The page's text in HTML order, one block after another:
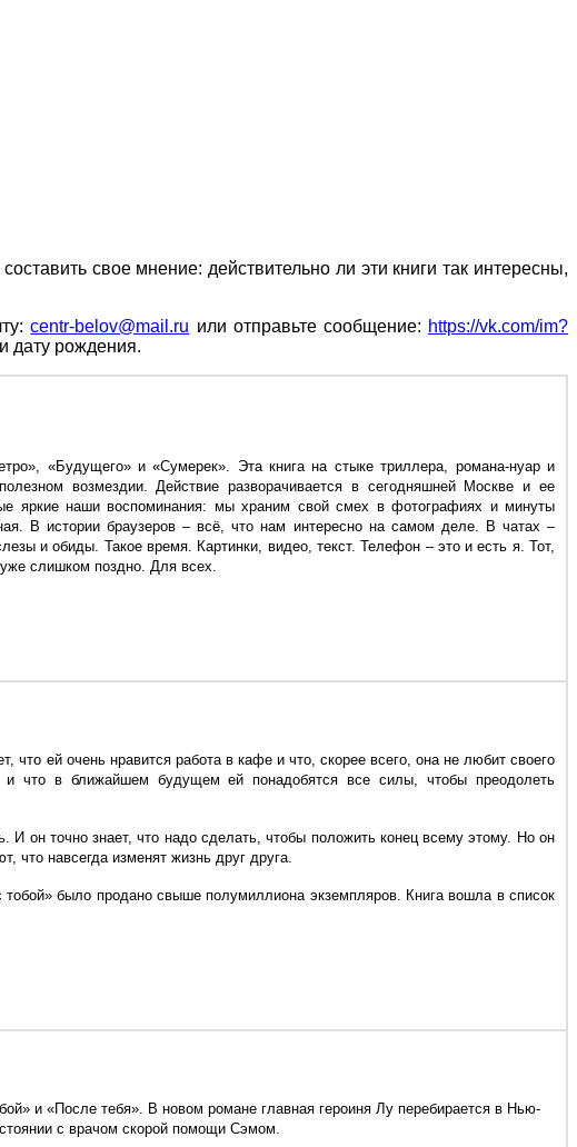
свое мнение: действительно ли эти книги так интересны,
centr-belov@mail.ru или отправьте сообщение: https://vk.com/im?
дату рождения.
«Будущего» и «Сумерек». Эта книга на стыке триллера, романа-нуар и
возмездии. Действие разворачивается в сегодняшней Москве и ее
яркие наши воспоминания: мы храним свой смех в фотографиях и минуты
В истории браузеров – всё, что нам интересно на самом деле. В чатах –
и обиды. Такое время. Картинки, видео, текст. Телефон – это и есть я. Тот,
слишком поздно. Для всех.
что ей очень нравится работа в кафе и что, скорее всего, она не любит своего
что в ближайшем будущем ей понадобятся все силы, чтобы преодолеть
И он точно знает, что надо сделать, чтобы положить конец всему этому. Но он
что навсегда изменят жизнь друг друга.
было продано свыше полумиллиона экземпляров. Книга вошла в список
и «После тебя». В новом романе главная героиня Лу перебирается в Нью-
с врачом скорой помощи Сэмом.